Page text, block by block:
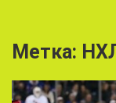
Метка: